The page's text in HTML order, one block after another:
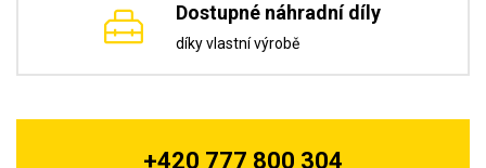
Dostupné náhradní díly
díky vlastní výrobě
+420 777 800 304